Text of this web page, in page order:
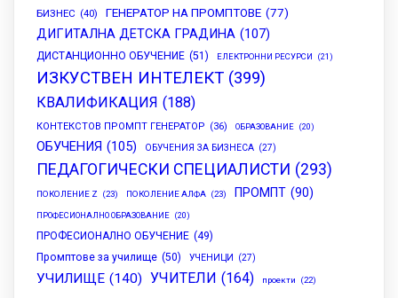
БИЗНЕС (40) ГЕНЕРАТОР НА ПРОМПТОВЕ (77)
ДИГИТАЛНА ДЕТСКА ГРАДИНА (107)
ДИСТАНЦИОННО ОБУЧЕНИЕ (51) ЕЛЕКТРОННИ РЕСУРСИ (21)
ИЗКУСТВЕН ИНТЕЛЕКТ (399)
КВАЛИФИКАЦИЯ (188)
КОНТЕКСТОВ ПРОМПТ ГЕНЕРАТОР (36) ОБРАЗОВАНИЕ (20)
ОБУЧЕНИЯ (105) ОБУЧЕНИЯ ЗА БИЗНЕСА (27)
ПЕДАГОГИЧЕСКИ СПЕЦИАЛИСТИ (293)
ПОКОЛЕНИЕ Z (23) ПОКОЛЕНИЕ АЛФА (23) ПРОМПТ (90)
ПРОФЕСИОНАЛНО ОБРАЗОВАНИЕ (20)
ПРОФЕСИОНАЛНО ОБУЧЕНИЕ (49)
Промптове за училище (50) УЧЕНИЦИ (27)
УЧИЛИЩЕ (140) УЧИТЕЛИ (164) проекти (22)